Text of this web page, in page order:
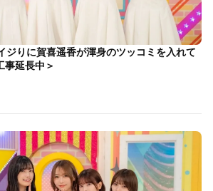
ジりに賀喜遥香が渾身のツッコミを入れて
事延長中＞